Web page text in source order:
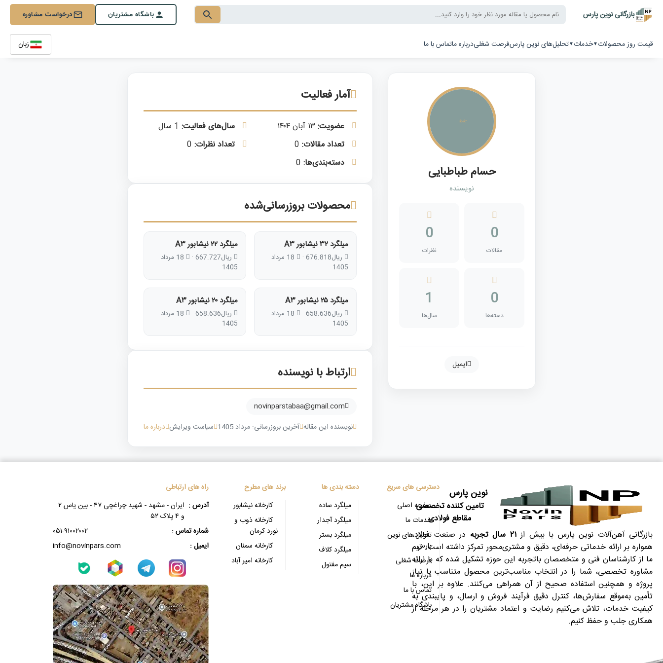
بازرگانی نوین پارس باشگاه مشتریان درخواست مشاوره
قیمت روز محصولات
میلگرد 16
میلگرد 18
میلگرد 20
میلگرد 25
میلگرد 8
میلگرد 10
خدمات تحلیل‌های نوین پارسفرصت شغلیدرباره ماتماس با ما زبان
حسام طباطبایی
نویسنده
0
مقالات
0
نظرات
0
دسته‌ها
1
سال‌ها
ایمیل
آمار فعالیت
عضویت: سال‌های فعالیت:
تعداد مقالات:
تعداد نظرات:
دسته‌بندی‌ها:
محصولات بروزرسانی‌شده
میلگرد ۳۲ نیشابور A۳
ریال676.818
·
18 مرداد
1405
میلگرد ۲۲ نیشابور A۳
ریال667.727
·
18 مرداد
1405
میلگرد ۲۵ نیشابور A۳
ریال658.636
·
18 مرداد
1405
میلگرد ۲۰ نیشابور A۳
ریال658.636
·
18 مرداد
1405
ارتباط با نویسنده
novinparstabaa@gmail.com
نویسنده این مقاله آخرین بروزرسانی: مرداد 1405 سیاست ویرایش درباره ما
نوین پارس
تامین کننده تخصصی
مقاطع فولادی
بازرگانی آهن‌آلات نوین پارس با بیش از۲۱ سال تجربه
در صنعت فولاد،
همواره بر ارائه خدماتی حرفه‌ای، دقیق و مشتری‌محور تمرکز داشته است. تیم
ما از کارشناسان فنی و متخصصان باتجربه این حوزه تشکیل شده که با ارائه
مشاوره تخصصی، شما را در انتخاب مناسب‌ترین محصول متناسب با نیاز
پروژه و همچنین استفاده صحیح از آن همراهی می‌کنند. علاوه بر این، با
تأمین به‌موقع سفارش‌ها، کنترل دقیق فرآیند فروش و ارسال، و پایبندی به
کیفیت خدمات، تلاش می‌کنیم رضایت و اعتماد مشتریان را در هر مرحله از
همکاری جلب و حفظ کنیم.
دسترسی های سریع
صفحه اصلی
خدمات ما
تحلیل های نوین
پارس
فرصت شغلی
درباره ما
تماس با ما
باشگاه مشتریان
دسته بندی ها
میلگرد ساده
میلگرد آجدار
میلگرد بستر
میلگرد کلاف
سیم مفتول
برند های مطرح
کارخانه نیشابور
کارخانه ذوب و
نورد کرمان
کارخانه سمنان
کارخانه امیر آباد
راه های ارتباطی
آدرس :
ایران - مشهد - شهید چراغچی ۴۷ - بین یاس ۲
و ۴ پلاک ۵۲
شماره تماس :
۰۵۱-۹۱۰۰۲۰۰۲
ایمیل :
info@novinpars.com